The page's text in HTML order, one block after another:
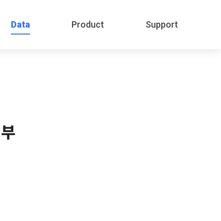
Data Product Support